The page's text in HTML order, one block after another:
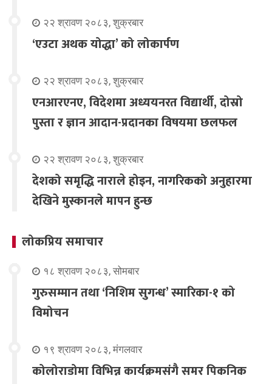
२२ श्रावण २०८३, शुक्रबार
‘एउटा अथक योद्धा’ को लोकार्पण
२२ श्रावण २०८३, शुक्रबार
एनआरएनए, विदेशमा अध्ययनरत विद्यार्थी, दोस्रो
पुस्ता र ज्ञान आदान-प्रदानका विषयमा छलफल
२२ श्रावण २०८३, शुक्रबार
देशको समृद्धि नाराले होइन, नागरिकको अनुहारमा
देखिने मुस्कानले मापन हुन्छ
लोकप्रिय समाचार
१८ श्रावण २०८३, सोमबार
गुरुसम्मान तथा ‘निशिम सुगन्ध’ स्मारिका-१ को
विमोचन
१९ श्रावण २०८३, मंगलवार
कोलोराडोमा विभिन्न कार्यक्रमसंगै समर पिकनिक